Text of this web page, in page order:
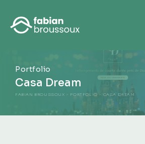
Portfolio
Casa Dream
FABIAN BROUSSOUX > PORTFOLIO > CASA DREAM